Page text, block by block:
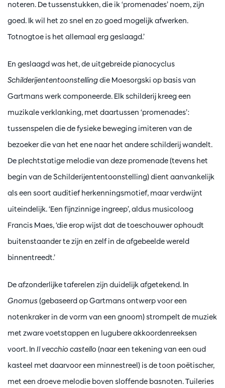
noteren. De tussenstukken, die ik ‘promenades’ noem, zijn
goed. Ik wil het zo snel en zo goed mogelijk afwerken.
Totnogtoe is het allemaal erg geslaagd.’
En geslaagd was het, de uitgebreide pianocyclus
Schilderijententoonstellingdie Moesorgski op basis van
Gartmans werk componeerde. Elk schilderij kreeg een
muzikale verklanking, met daartussen ‘promenades’:
tussenspelen die de fysieke beweging imiteren van de
bezoeker die van het ene naar het andere schilderij wandelt.
De plechtstatige melodie van deze promenade (tevens het
begin van de Schilderijententoonstelling) dient aanvankelijk
als een soort auditief herkenningsmotief, maar verdwijnt
uiteindelijk. ‘Een fijnzinnige ingreep’, aldus musicoloog
Francis Maes, ‘die erop wijst dat de toeschouwer ophoudt
buitenstaander te zijn en zelf in de afgebeelde wereld
binnentreedt.’
De afzonderlijke taferelen zijn duidelijk afgetekend. In
Gnomus(gebaseerd op Gartmans ontwerp voor een
notenkraker in de vorm van een gnoom) strompelt de muziek
met zware voetstappen en lugubere akkoordenreeksen
voort. In Il vecchio castello (naar een tekening van een oud
kasteel met daarvoor een minnestreel) is de toon poëtischer,
met een droeve melodie boven sloffende basnoten. Tuileries